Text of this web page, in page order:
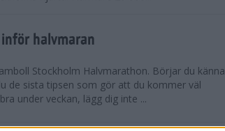
halvmaran
Stockholm Halvmarathon. Börjar du känna
de sista tipsen som gör att du kommer väl
under veckan, lägg dig inte ...